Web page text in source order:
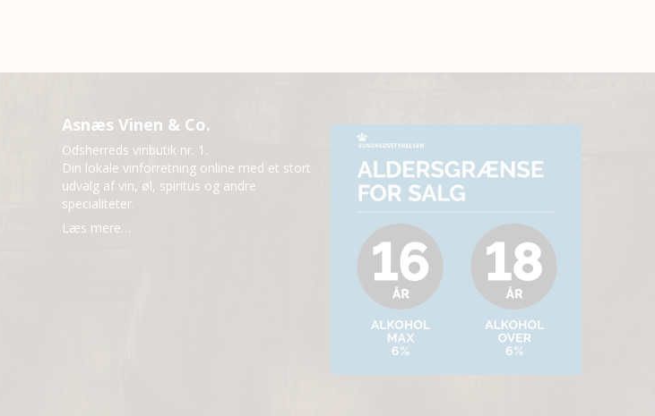
Asnæs Vinen & Co.
Odsherreds vinbutik nr. 1.
Din lokale vinforretning online med et stort
udvalg af vin, øl, spiritus og andre
specialiteter.
Læs mere…